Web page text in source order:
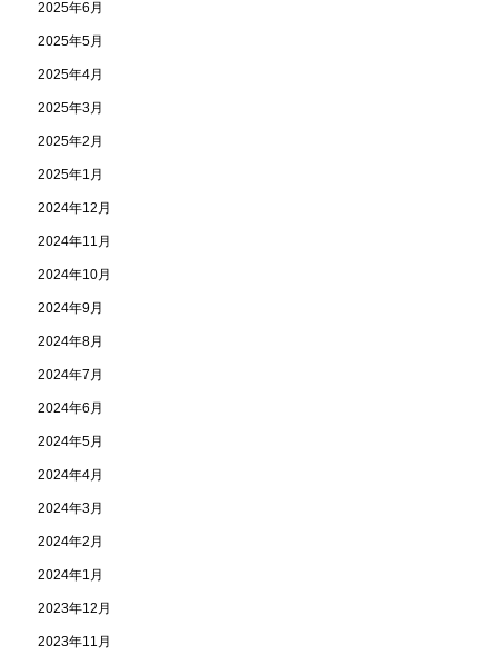
2025年6月
2025年5月
2025年4月
2025年3月
2025年2月
2025年1月
2024年12月
2024年11月
2024年10月
2024年9月
2024年8月
2024年7月
2024年6月
2024年5月
2024年4月
2024年3月
2024年2月
2024年1月
2023年12月
2023年11月